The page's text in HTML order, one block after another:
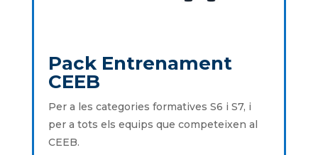
Pack Entrenament
CEEB
Per a les categories formatives S6 i S7, i
per a tots els equips que competeixen al
CEEB.